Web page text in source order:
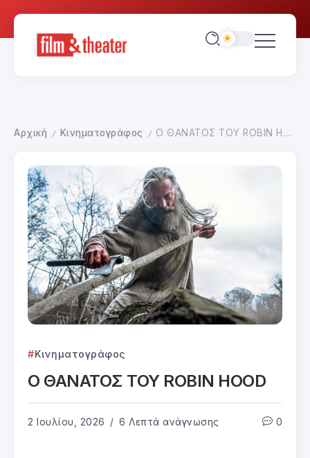
Αρχική / Κινηματογράφος / Ο ΘΑΝΑΤΟΣ ΤΟΥ ROBIN HOOD
Κινηματογράφος
Ο ΘΑΝΑΤΟΣ ΤΟΥ ROBIN HOOD
2 Ιουλίου, 2026 6 Λεπτά ανάγνωσης 0